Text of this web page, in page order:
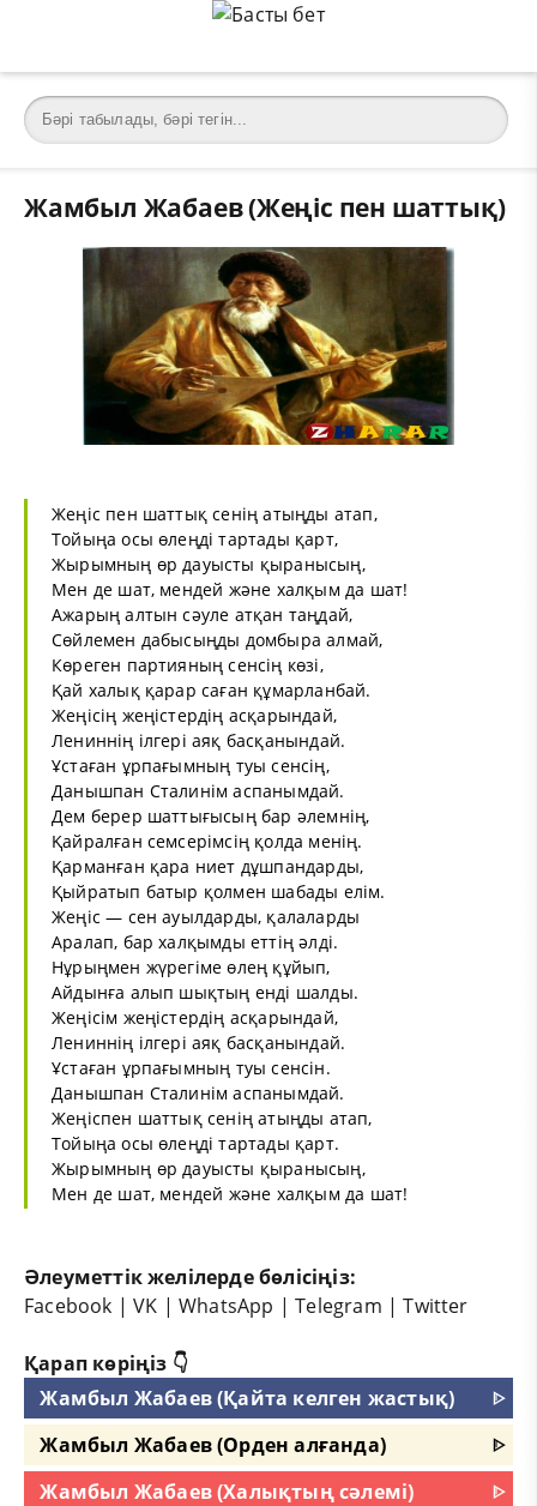
Жамбыл Жабаев (Жеңіс пен шаттық)
Жеңіс пен шаттық сенің атыңды атап,
Тойыңа осы өлеңді тартады қарт,
Жырымның өр дауысты қыранысың,
Мен де шат, мендей және халқым да шат!
Ажарың алтын сәуле атқан таңдай,
Сөйлемен дабысыңды домбыра алмай,
Көреген партияның сенсің көзі,
Қай халық қарар саған құмарланбай.
Жеңісің жеңістердің асқарындай,
Лениннің ілгері аяқ басқанындай.
Ұстаған ұрпағымның туы сенсің,
Данышпан Сталинім аспанымдай.
Дем берер шаттығысың бар әлемнің,
Қайралған семсерімсің қолда менің.
Қарманған қара ниет дұшпандарды,
Қыйратып батыр қолмен шабады елім.
Жеңіс — сен ауылдарды, қалаларды
Аралап, бар халқымды еттің әлді.
Нұрыңмен жүрегіме өлең құйып,
Айдынға алып шықтың енді шалды.
Жеңісім жеңістердің асқарындай,
Лениннің ілгері аяқ басқанындай.
Ұстаған ұрпағымның туы сенсін.
Данышпан Сталинім аспанымдай.
Жеңіспен шаттық сенің атыңды атап,
Тойыңа осы өлеңді тартады қарт.
Жырымның өр дауысты қыранысың,
Мен де шат, мендей және халқым да шат!
Әлеуметтік желілерде бөлісіңіз:
Facebook |VK |WhatsApp |Telegram |Twitter
Қарап көріңіз 👇
Жамбыл Жабаев (Қайта келген жастық)
ᐈ
Жамбыл Жабаев (Орден алғанда)
ᐈ
Жамбыл Жабаев (Халықтың сәлемі)
ᐈ